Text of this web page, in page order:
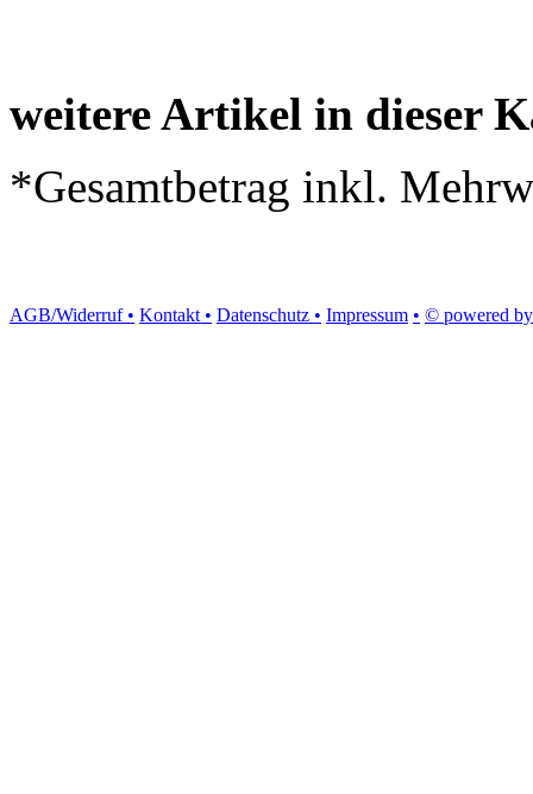
weitere Artikel in dieser
*Gesamtbetrag inkl.
AGB/Widerruf • Kontakt • Datenschutz • Impressum • © powered